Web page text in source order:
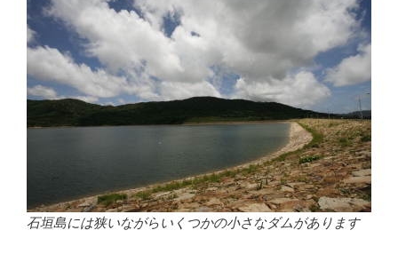
石垣島には狭いながらいくつかの小さなダムがあります